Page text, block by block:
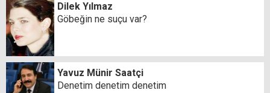
Dilek Yılmaz
Göbeğin ne suçu var?
Yavuz Münir Saatçi
Denetim denetim denetim